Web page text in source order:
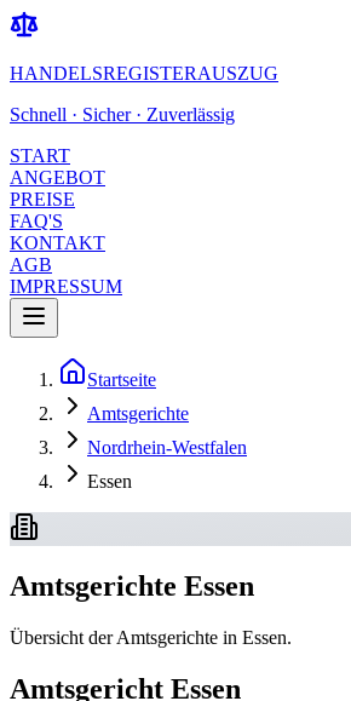
HANDELSREGISTERAUSZUG
Schnell · Sicher · Zuverlässig
START
ANGEBOT
PREISE
FAQ'S
KONTAKT
AGB
IMPRESSUM
Startseite
Amtsgerichte
Nordrhein-Westfalen
Essen
Amtsgerichte Essen
Übersicht der Amtsgerichte in Essen.
Amtsgericht Essen